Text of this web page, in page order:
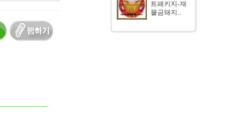
트패키지-재
물금돼지..